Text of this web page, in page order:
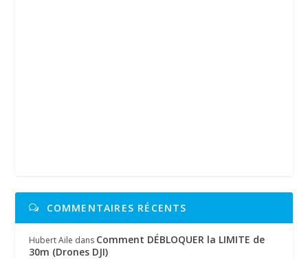
COMMENTAIRES RÉCENTS
Hubert Aile dans Comment DÉBLOQUER la LIMITE de
30m (Drones DJI)